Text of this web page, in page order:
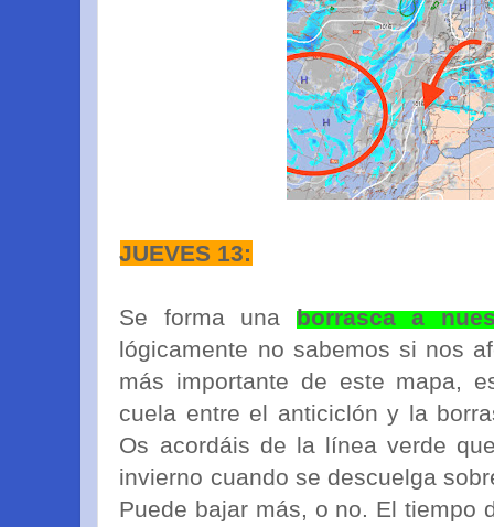
JUEVES 13:
Se forma una borrasca a
lógicamente no sabemos si nos
más importante de este mapa,
cuela entre el anticiclón y la
Os acordáis de la línea verde
invierno cuando se descuelga
Puede bajar más, o no. El tiempo